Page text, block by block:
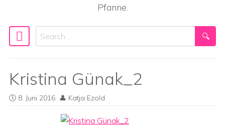
Pfanne.
Main Navigation
Search
Kristina Günak_2
8. Juni 2016 Katja Ezold